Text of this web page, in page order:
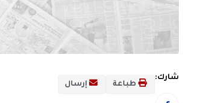
شارك:
طباعة إرسال